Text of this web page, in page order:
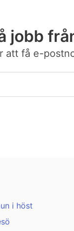
jobb
att få e-
i höst